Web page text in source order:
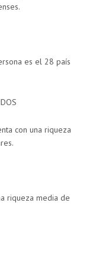
es el 28 país
con una riqueza
riqueza media de